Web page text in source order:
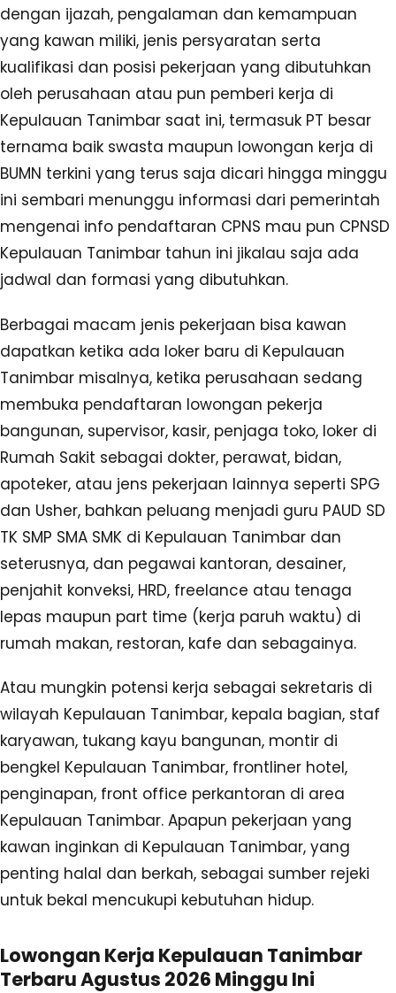
dengan ijazah, pengalaman dan kemampuan
yang kawan miliki, jenis persyaratan serta
kualifikasi dan posisi pekerjaan yang dibutuhkan
oleh perusahaan atau pun pemberi kerja di
Kepulauan Tanimbar saat ini, termasuk PT besar
ternama baik swasta maupun lowongan kerja di
BUMN terkini yang terus saja dicari hingga minggu
ini sembari menunggu informasi dari pemerintah
mengenai info pendaftaran CPNS mau pun CPNSD
Kepulauan Tanimbar tahun ini jikalau saja ada
jadwal dan formasi yang dibutuhkan.
Berbagai macam jenis pekerjaan bisa kawan
dapatkan ketika ada loker baru di Kepulauan
Tanimbar misalnya, ketika perusahaan sedang
membuka pendaftaran lowongan pekerja
bangunan, supervisor, kasir, penjaga toko, loker di
Rumah Sakit sebagai dokter, perawat, bidan,
apoteker, atau jens pekerjaan lainnya seperti SPG
dan Usher, bahkan peluang menjadi guru PAUD SD
TK SMP SMA SMK di Kepulauan Tanimbar dan
seterusnya, dan pegawai kantoran, desainer,
penjahit konveksi, HRD, freelance atau tenaga
lepas maupun part time (kerja paruh waktu) di
rumah makan, restoran, kafe dan sebagainya.
Atau mungkin potensi kerja sebagai sekretaris di
wilayah Kepulauan Tanimbar, kepala bagian, staf
karyawan, tukang kayu bangunan, montir di
bengkel Kepulauan Tanimbar, frontliner hotel,
penginapan, front office perkantoran di area
Kepulauan Tanimbar. Apapun pekerjaan yang
kawan inginkan di Kepulauan Tanimbar, yang
penting halal dan berkah, sebagai sumber rejeki
untuk bekal mencukupi kebutuhan hidup.
Lowongan Kerja Kepulauan Tanimbar
Terbaru Agustus 2026 Minggu Ini